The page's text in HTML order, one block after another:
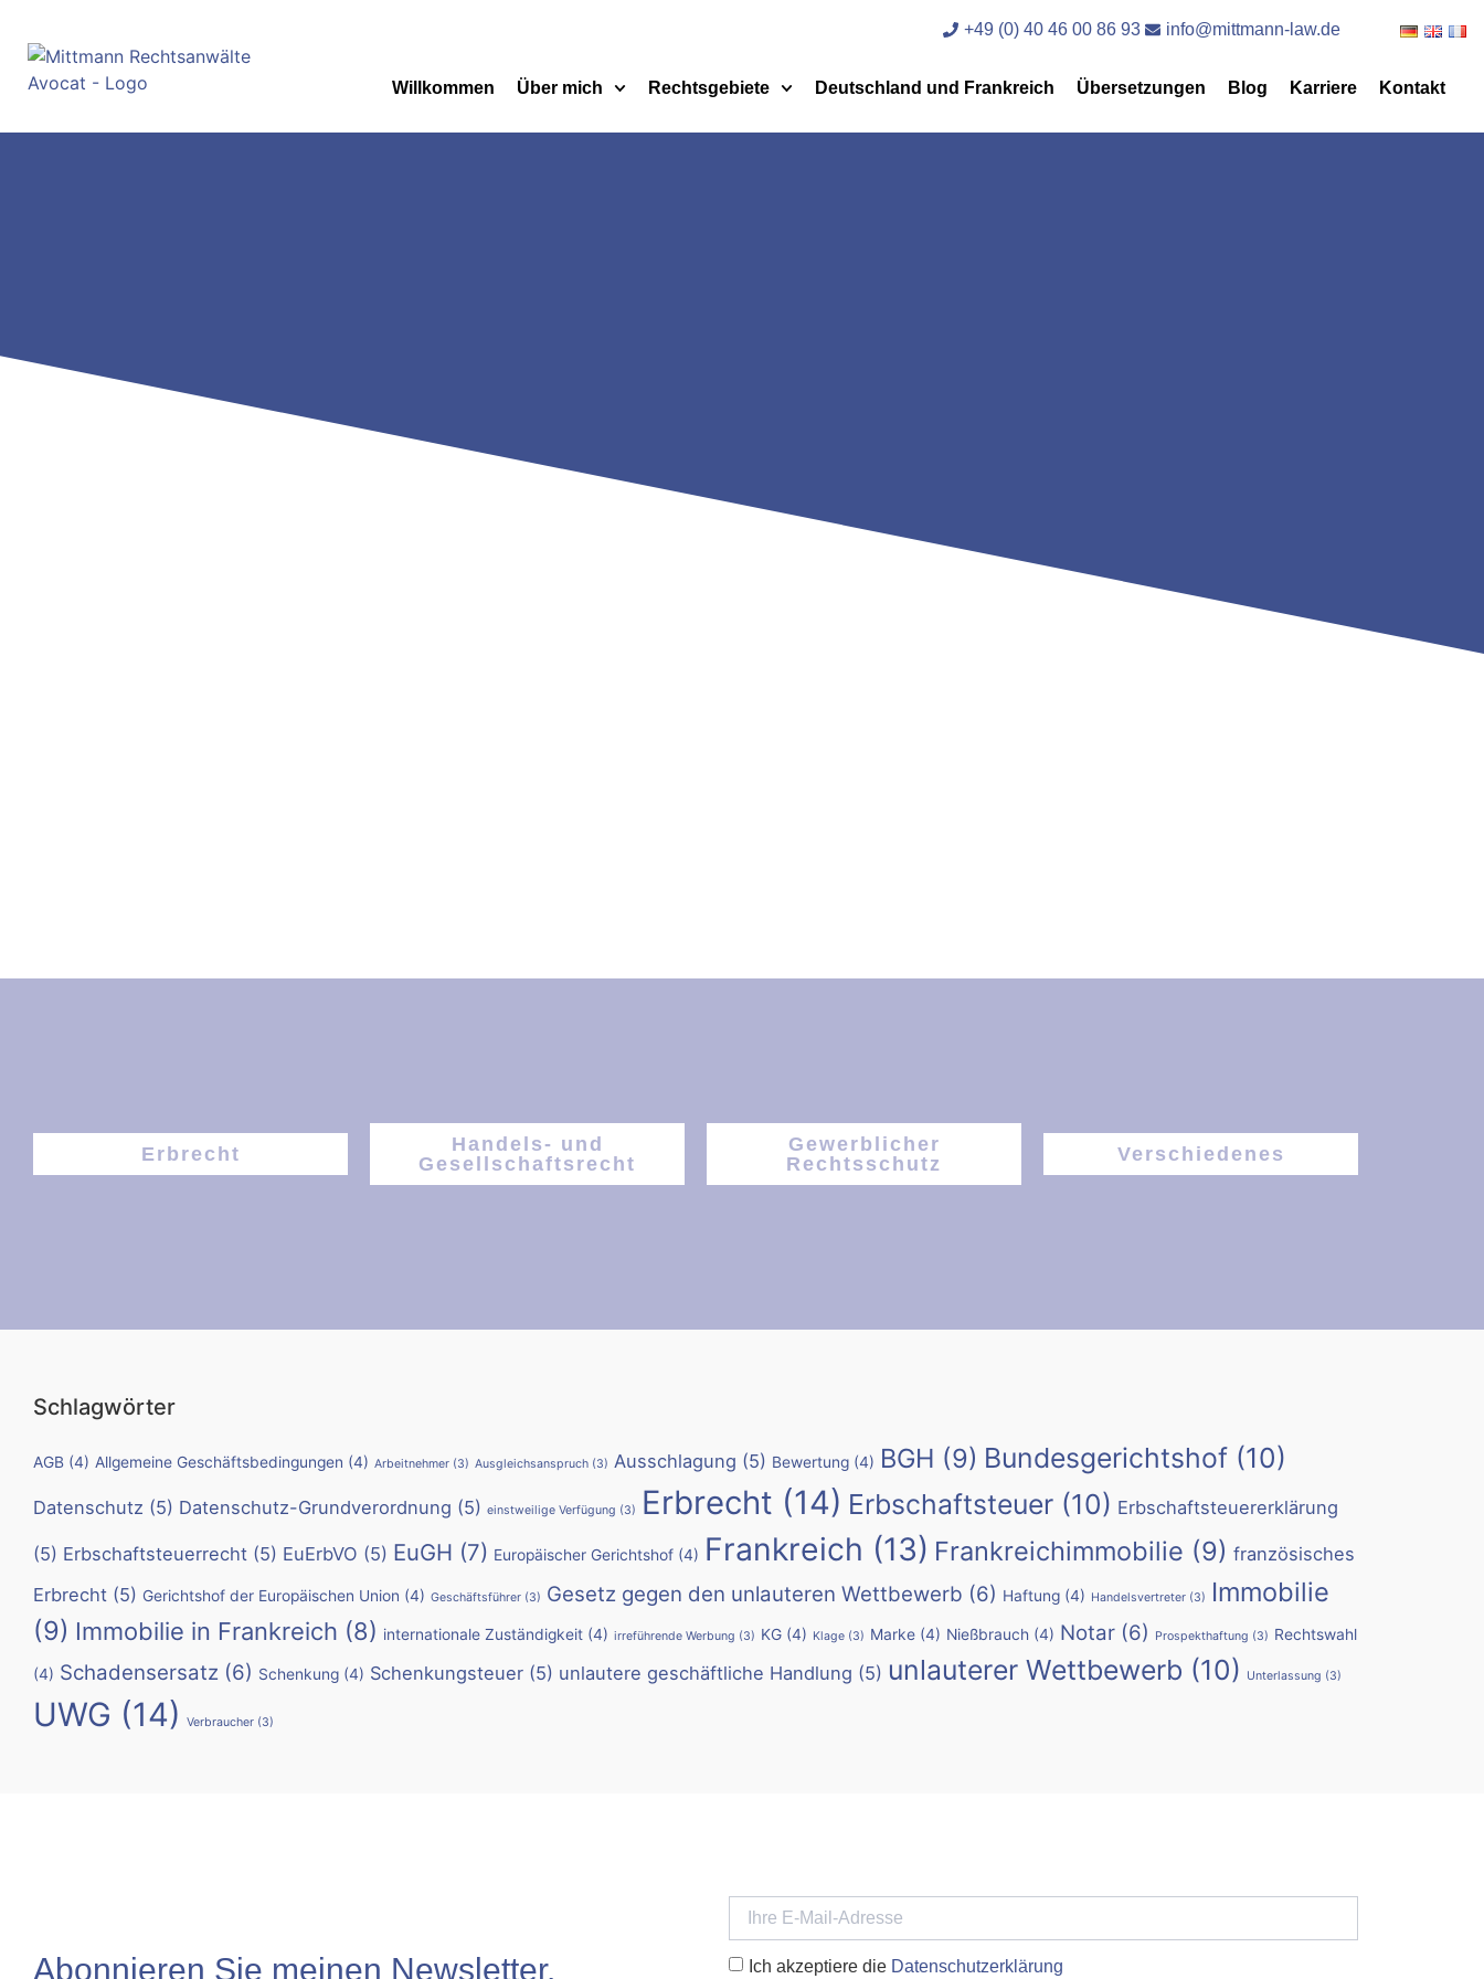
+49 (0) 40 46 00 86 93 info@mittmann-law.de
Willkommen Über mich Rechtsgebiete Deutschland und Frankreich Übersetzungen Blog Karriere Kontakt
Erbrecht
Handels- und
Gesellschaftsrecht
Gewerblicher
Rechtsschutz
Verschiedenes
Schlagwörter
AGB (4) Allgemeine Geschäftsbedingungen (4) Arbeitnehmer (3) Ausgleichsanspruch (3) Ausschlagung (5) Bewertung (4) BGH (9) Bundesgerichtshof (10)
Datenschutz (5) Datenschutz-Grundverordnung (5) einstweilige Verfügung (3) Erbrecht (14) Erbschaftsteuer (10) Erbschaftsteuererklärung
(5) Erbschaftsteuerrecht (5) EuErbVO (5) EuGH (7) Europäischer Gerichtshof (4) Frankreich (13) Frankreichimmobilie (9) französisches
Erbrecht (5) Gerichtshof der Europäischen Union (4) Geschäftsführer (3) Gesetz gegen den unlauteren Wettbewerb (6) Haftung (4) Handelsvertreter (3)
Immobilie
(9) Immobilie in Frankreich (8) internationale Zuständigkeit (4) irreführende Werbung (3) KG (4) Klage (3) Marke (4) Nießbrauch (4) Notar (6) Prospekthaftung (3) Rechtswahl
(4) Schadensersatz (6) Schenkung (4) Schenkungsteuer (5) unlautere geschäftliche Handlung (5) unlauterer Wettbewerb (10) Unterlassung (3)
UWG (14) Verbraucher (3)
Abonnieren Sie meinen Newsletter. Ich akzeptiere die Datenschutzerklärung